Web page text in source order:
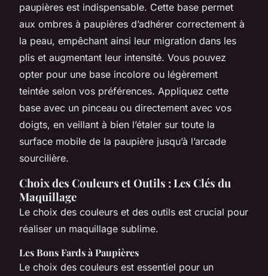
paupières est indispensable. Cette base permet
aux ombres à paupières d’adhérer correctement à
la peau, empêchant ainsi leur migration dans les
plis et augmentant leur intensité. Vous pouvez
opter pour une base incolore ou légèrement
teintée selon vos préférences. Appliquez cette
base avec un pinceau ou directement avec vos
doigts, en veillant à bien l’étaler sur toute la
surface mobile de la paupière jusqu’à l’arcade
sourcilière.
Choix des Couleurs et Outils : Les Clés du
Maquillage
Le choix des couleurs et des outils est crucial pour
réaliser un maquillage sublime.
Les Bons Fards à Paupières
Le choix des couleurs est essentiel pour un